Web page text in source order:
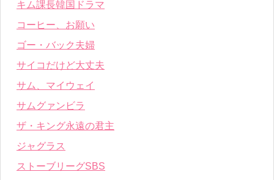
キム課長韓国ドラマ
コーヒー、お願い
ゴー・バック夫婦
サイコだけど大丈夫
サム、マイウェイ
サムグァンビラ
ザ・キング永遠の君主
ジャグラス
ストーブリーグSBS